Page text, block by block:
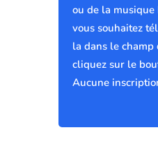
ou de la
vous souhaitez
la dans le champ
cliquez sur le
Aucune